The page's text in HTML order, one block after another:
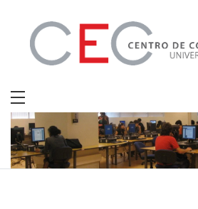
content
CEC